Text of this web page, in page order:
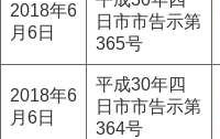
2018年6
月6日
日市市告示第
365号
2018年6
月6日
平成30年四
日市市告示第
364号